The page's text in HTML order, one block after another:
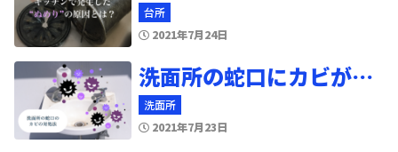
台所
2021年7月24日
洗面所の蛇口にカビが…！及ぼす危険と、対処法
洗面所
2021年7月23日